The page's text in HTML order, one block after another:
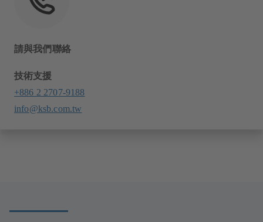
請與我們聯絡
技術支援
+886 2 2707-9188
info@ksb.com.tw